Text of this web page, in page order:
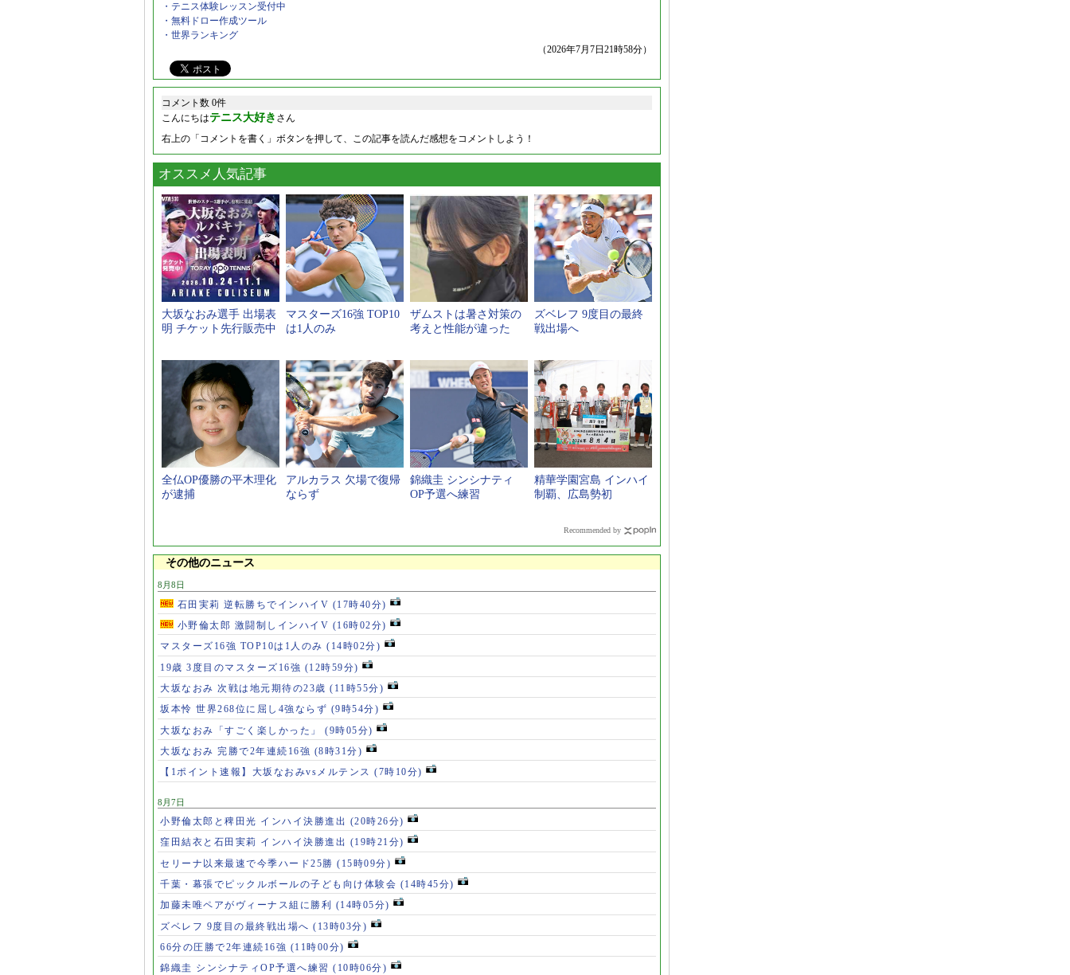
・テニス体験レッスン受付中
・無料ドロー作成ツール
・世界ランキング
（2026年7月7日21時58分）
コメント数 0件
こんにちはテニス大好き さん
右上の「コメントを書く」ボタンを押して、この記事を読んだ感想をコメントしよう！
オススメ人気記事
大坂なおみ選手 出場表
明 チケット先行販売中
マスターズ16強 TOP10
は1人のみ
ザムストは暑さ対策の
考えと性能が違った
ズベレフ 9度目の最終
戦出場へ
全仏OP優勝の平木理化
が逮捕
アルカラス 欠場で復帰
ならず
錦織圭 シンシナティ
OP予選へ練習
精華学園宮島 インハイ
制覇、広島勢初
Recommended by
その他のニュース
8月8日
石田実莉 逆転勝ちでインハイV (17時40分)
小野倫太郎 激闘制しインハイV (16時02分)
マスターズ16強 TOP10は1人のみ (14時02分)
19歳 3度目のマスターズ16強 (12時59分)
大坂なおみ 次戦は地元期待の23歳 (11時55分)
坂本怜 世界268位に屈し4強ならず (9時54分)
大坂なおみ「すごく楽しかった」 (9時05分)
大坂なおみ 完勝で2年連続16強 (8時31分)
【1ポイント速報】大坂なおみvsメルテンス (7時10分)
8月7日
小野倫太郎と稗田光 インハイ決勝進出 (20時26分)
窪田結衣と石田実莉 インハイ決勝進出 (19時21分)
セリーナ以来最速で今季ハード25勝 (15時09分)
千葉・幕張でピックルボールの子ども向け体験会 (14時45分)
加藤未唯ペアがヴィーナス組に勝利 (14時05分)
ズベレフ 9度目の最終戦出場へ (13時03分)
66分の圧勝で2年連続16強 (11時00分)
錦織圭 シンシナティOP予選へ練習 (10時06分)